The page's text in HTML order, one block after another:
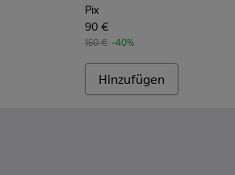
Pix
90 €
150 € -40%
Hinzufügen